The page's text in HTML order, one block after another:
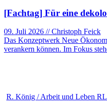
[Fachtag] Für eine
09. Juli 2026 // Christoph Feick
Das Konzeptwerk Neue
verankern können. Im Fokus
R. König / Arbeit und Leben